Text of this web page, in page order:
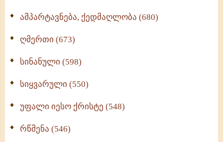
ამპარტავნება, ქედმაღლობა (680)
ღმერთი (673)
სინანული (598)
სიყვარული (550)
უფალი იესო ქრისტე (548)
რწმენა (546)